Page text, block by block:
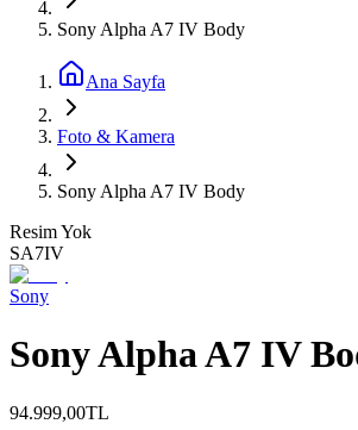
Sony Alpha A7 IV Body
Ana Sayfa
Foto & Kamera
Sony Alpha A7 IV Body
Resim Yok
SA7IV
Sony
Sony Alpha A7 IV
94.999,00TL